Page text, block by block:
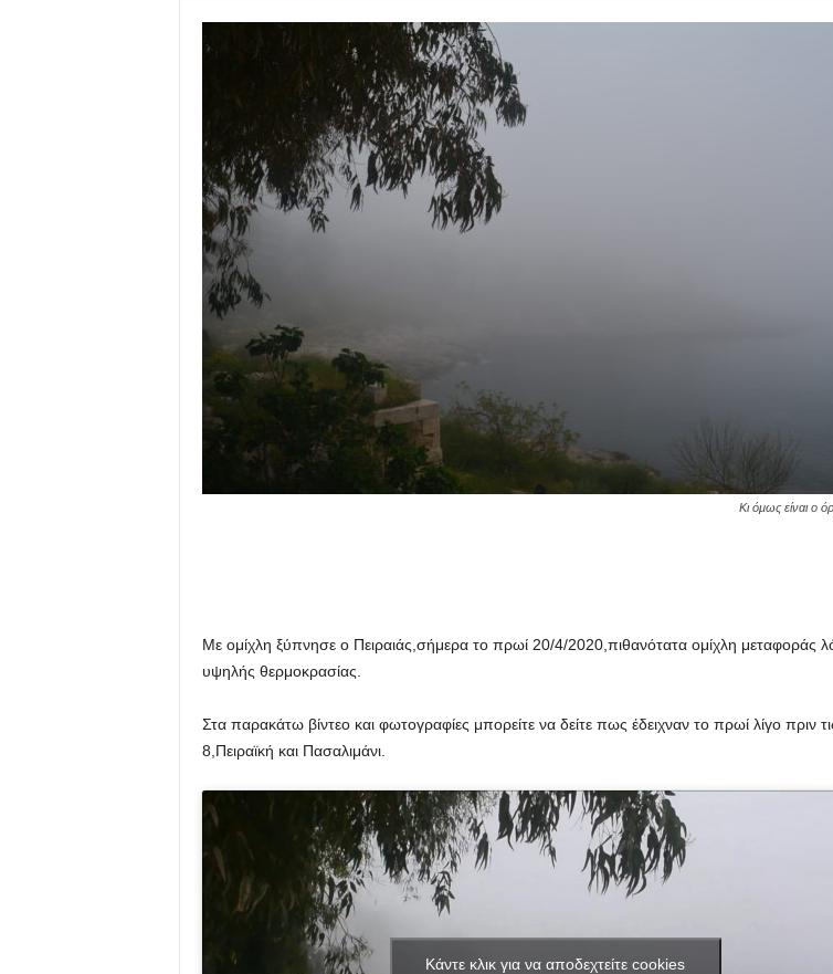
Κι όμως είναι ο
Με ομίχλη ξύπνησε ο Πειραιάς,σήμερα το πρωί 20/4/2020,πιθανότατα ομίχλη μεταφοράς
υψηλής θερμοκρασίας.
Στα παρακάτω βίντεο και φωτογραφίες μπορείτε να δείτε πως έδειχναν το πρωί λίγο πριν
8,Πειραϊκή και Πασαλιμάνι.
Κάντε κλικ για να αποδεχτείτε cookies